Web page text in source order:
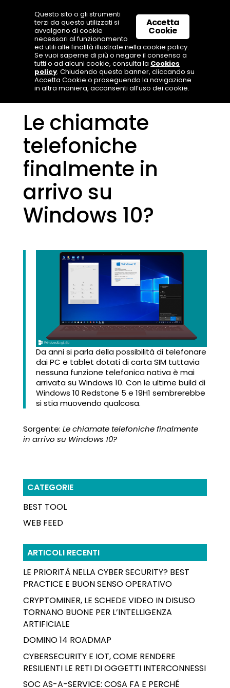
Le chiamate
telefoniche
finalmente in
arrivo su
Windows 10?
Da anni si parla della possibilità di telefonare
dai PC e tablet dotati di carta SIM tuttavia
nessuna funzione telefonica nativa è mai
arrivata su Windows 10. Con le ultime build di
Windows 10 Redstone 5 e 19H1 sembrerebbe
si stia muovendo qualcosa.
Sorgente: Le chiamate telefoniche finalmente
in arrivo su Windows 10?
CATEGORIE
BEST TOOL
WEB FEED
ARTICOLI RECENTI
LE PRIORITÀ NELLA CYBER SECURITY? BEST
PRACTICE E BUON SENSO OPERATIVO
CRYPTOMINER, LE SCHEDE VIDEO IN DISUSO
TORNANO BUONE PER L’INTELLIGENZA
ARTIFICIALE
DOMINO 14 ROADMAP
CYBERSECURITY E IOT, COME RENDERE
RESILIENTI LE RETI DI OGGETTI INTERCONNESSI
SOC AS-A-SERVICE: COSA FA E PERCHÉ
Accetta
Cookie
Questo sito o gli strumenti
terzi da questo utilizzati si
avvalgono di cookie
necessari al funzionamento
ed utili alle finalità illustrate nella cookie policy.
Se vuoi saperne di più o negare il consenso a
tutti o ad alcuni cookie, consulta la Cookies
policy. Chiudendo questo banner, cliccando su
Accetta Cookie o proseguendo la navigazione
in altra maniera, acconsenti all’uso dei cookie.